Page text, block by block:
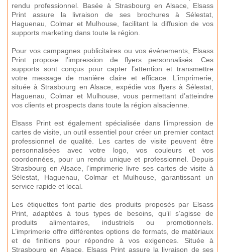
rendu professionnel. Basée à Strasbourg en Alsace, Elsass
Print assure la livraison de ses brochures à Sélestat,
Haguenau, Colmar et Mulhouse, facilitant la diffusion de vos
supports marketing dans toute la région.
Pour vos campagnes publicitaires ou vos événements, Elsass
Print propose l’impression de flyers personnalisés. Ces
supports sont conçus pour capter l’attention et transmettre
votre message de manière claire et efficace. L’imprimerie,
située à Strasbourg en Alsace, expédie vos flyers à Sélestat,
Haguenau, Colmar et Mulhouse, vous permettant d’atteindre
vos clients et prospects dans toute la région alsacienne.
Elsass Print est également spécialisée dans l’impression de
cartes de visite, un outil essentiel pour créer un premier contact
professionnel de qualité. Les cartes de visite peuvent être
personnalisées avec votre logo, vos couleurs et vos
coordonnées, pour un rendu unique et professionnel. Depuis
Strasbourg en Alsace, l’imprimerie livre ses cartes de visite à
Sélestat, Haguenau, Colmar et Mulhouse, garantissant un
service rapide et local.
Les étiquettes font partie des produits proposés par Elsass
Print, adaptées à tous types de besoins, qu’il s’agisse de
produits alimentaires, industriels ou promotionnels.
L’imprimerie offre différentes options de formats, de matériaux
et de finitions pour répondre à vos exigences. Située à
Strasbourg en Alsace, Elsass Print assure la livraison de ses